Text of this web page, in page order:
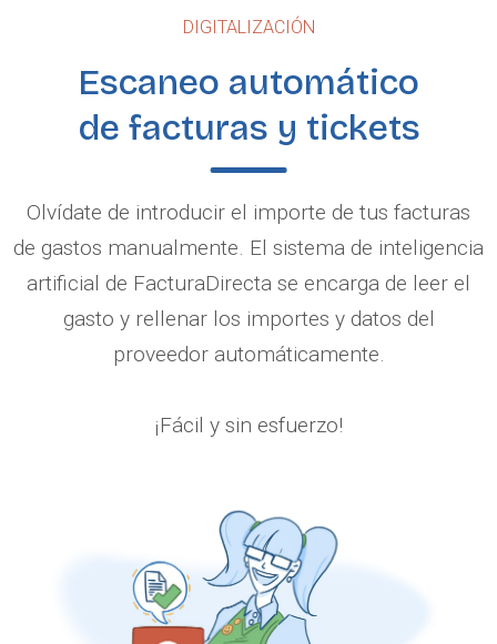
DIGITALIZACIÓN
Escaneo automático
de facturas y tickets
Olvídate de introducir el importe de tus facturas
de gastos manualmente. El sistema de inteligencia
artificial de FacturaDirecta se encarga de leer el
gasto y rellenar los importes y datos del
proveedor automáticamente.
¡Fácil y sin esfuerzo!